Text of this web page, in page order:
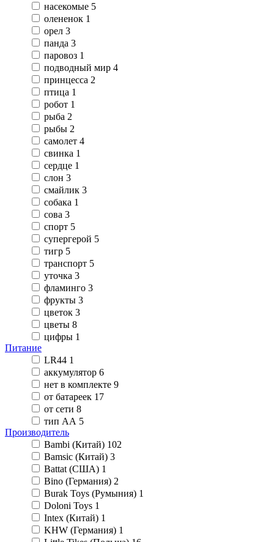
насекомые 5
олененок 1
орел 3
панда 3
паровоз 1
подводный мир 4
принцесса 2
птица 1
робот 1
рыба 2
рыбы 2
самолет 4
свинка 1
сердце 1
слон 3
смайлик 3
собака 1
сова 3
спорт 5
супергерой 5
тигр 5
транспорт 5
уточка 3
фламинго 3
фрукты 3
цветок 3
цветы 8
цифры 1
Питание
LR44 1
аккумулятор 6
нет в комплекте 9
от батареек 17
от сети 8
тип АА 5
Производитель
Bambi (Китай) 102
Bamsic (Китай) 3
Battat (США) 1
Bino (Германия) 2
Burak Toys (Румыния) 1
Doloni Toys 1
Intex (Китай) 1
KHW (Германия) 1